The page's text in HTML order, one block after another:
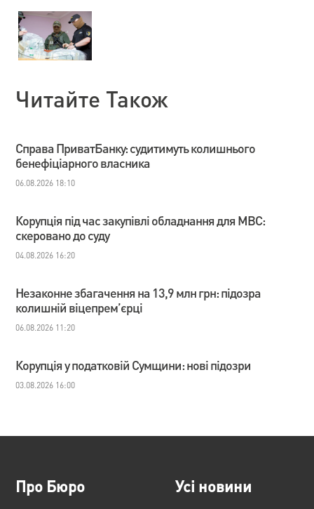
Читайте Також
Справа ПриватБанку: судитимуть колишнього
бенефіціарного власника
06.08.2026 18:10
Корупція під час закупівлі обладнання для МВС:
скеровано до суду
04.08.2026 16:20
Незаконне збагачення на 13,9 млн грн: підозра
колишній віцепрем’єрці
06.08.2026 11:20
Корупція у податковій Сумщини: нові підозри
03.08.2026 16:00
Про Бюро Усі новини